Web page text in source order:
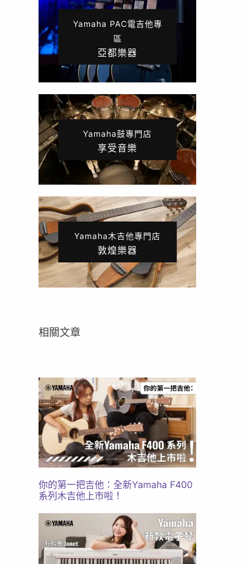
Yamaha PAC電吉他專
區
亞都樂器
Yamaha鼓專門店
享受音樂
Yamaha木吉他專門店
敦煌樂器
相關文章
你的第一把吉他：全新Yamaha F400
系列木吉他上市啦！